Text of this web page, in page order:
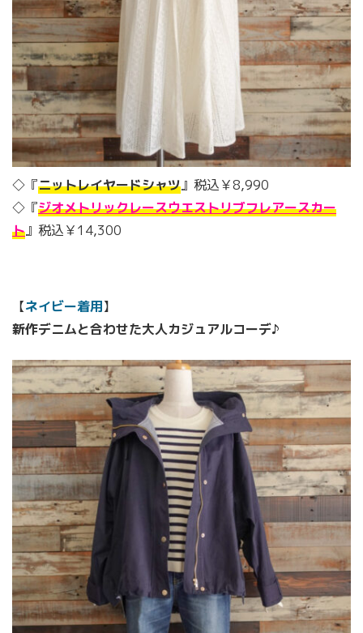
◇『ニットレイヤードシャツ』税込￥8,990
◇『ジオメトリックレースウエストリブフレアースカー
ト』税込￥14,300
【ネイビー着用】
新作デニムと合わせた大人カジュアルコーデ♪